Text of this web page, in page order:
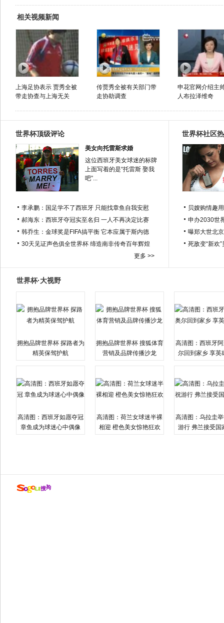
相关视频新闻
上海足协表示 贾秀全被
带走协查与上海无关
传贾秀全被有关部门带
走协助调查
申花官网介绍主
人布拉泽维奇
世界杯顶级评论
美女向托雷斯求婚
这位西班牙美女球迷的标牌
上面写着的是“托雷斯 娶我
吧”...
李承鹏：国足学不了西班牙 只能找章鱼自我安慰
郝海东：西班牙夺冠实至名归 一人不再决定比赛
韩乔生：金球奖是FIFA搞平衡 它本应属于斯内德
30天见证声色俱全世界杯 缔造南非传奇百年辉煌
更多 >>
世界杯社区
贝嫂购情趣
申办2030世
曝郑大世北
死敌变“新欢
世界杯·大视野
拥抱品牌世界杯 探路者为
精英保驾护航
拥抱品牌世界杯 搜狐体育
营销及品牌传播沙龙
高清图：西班牙
尔回到家乡 享英
高清图：西班牙如愿夺冠
章鱼成为球迷心中偶像
高清图：荷兰女球迷半裸
相迎 橙色美女惊艳狂欢
高清图：乌拉圭
游行 弗兰接受国